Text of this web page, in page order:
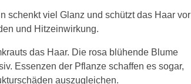
schenkt viel Glanz und schützt das Haar vor
und Hitzeinwirkung.
das Haar. Die rosa blühende Blume
Essenzen der Pflanze schaffen es sogar,
auszugleichen.